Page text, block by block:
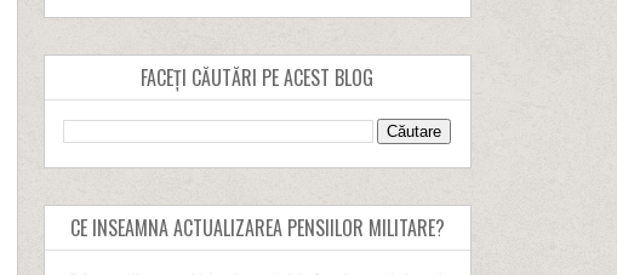
FACEȚI CĂUTĂRI PE ACEST BLOG
CE INSEAMNA ACTUALIZAREA PENSIILOR MILITARE?